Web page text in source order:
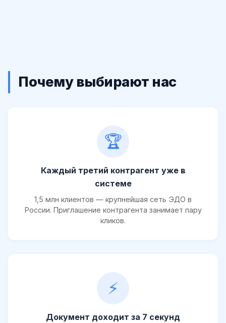
Почему выбирают нас
🏆
Каждый третий контрагент уже в
системе
1,5 млн клиентов — крупнейшая сеть ЭДО в
России. Приглашение контрагента занимает пару
кликов.
⚡
Документ доходит за 7 секунд